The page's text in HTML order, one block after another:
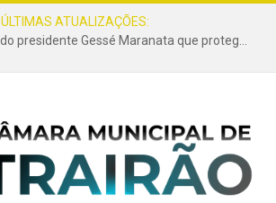
ÚLTIMAS ATUALIZAÇÕES:
Projeto de autoria do presidente Gessé Maranata que protege as estradas vicinais de Trairão é transformado em lei